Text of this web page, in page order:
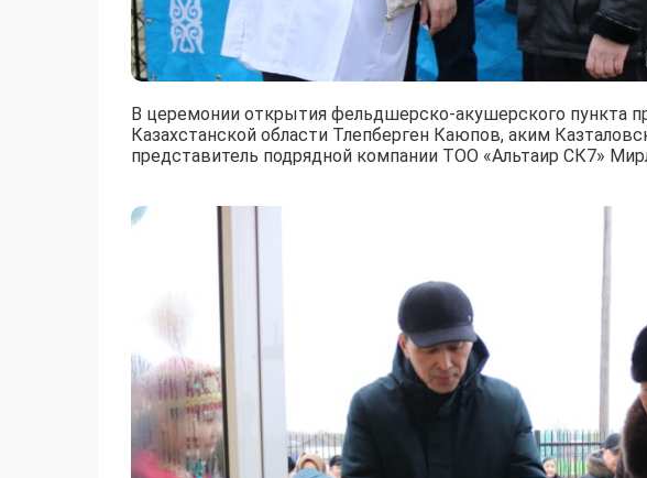
В церемонии открытия фельдшерско-акушерского пункта
Казахстанской области Тлепберген Каюпов, аким
представитель подрядной компании ТОО «Альтаир СК7»